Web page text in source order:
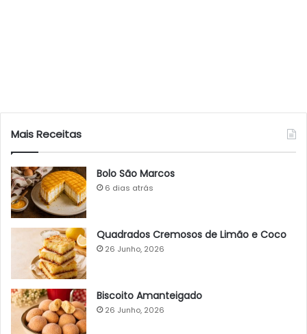
Mais Receitas
Bolo São Marcos
6 dias atrás
Quadrados Cremosos de Limão e Coco
26 Junho, 2026
Biscoito Amanteigado
26 Junho, 2026